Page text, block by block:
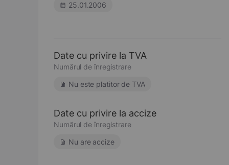
25.01.2006
Date cu privire la TVA
Numărul de înregistrare
Nu este platitor de TVA
Date cu privire la accize
Numărul de înregistrare
Nu are accize